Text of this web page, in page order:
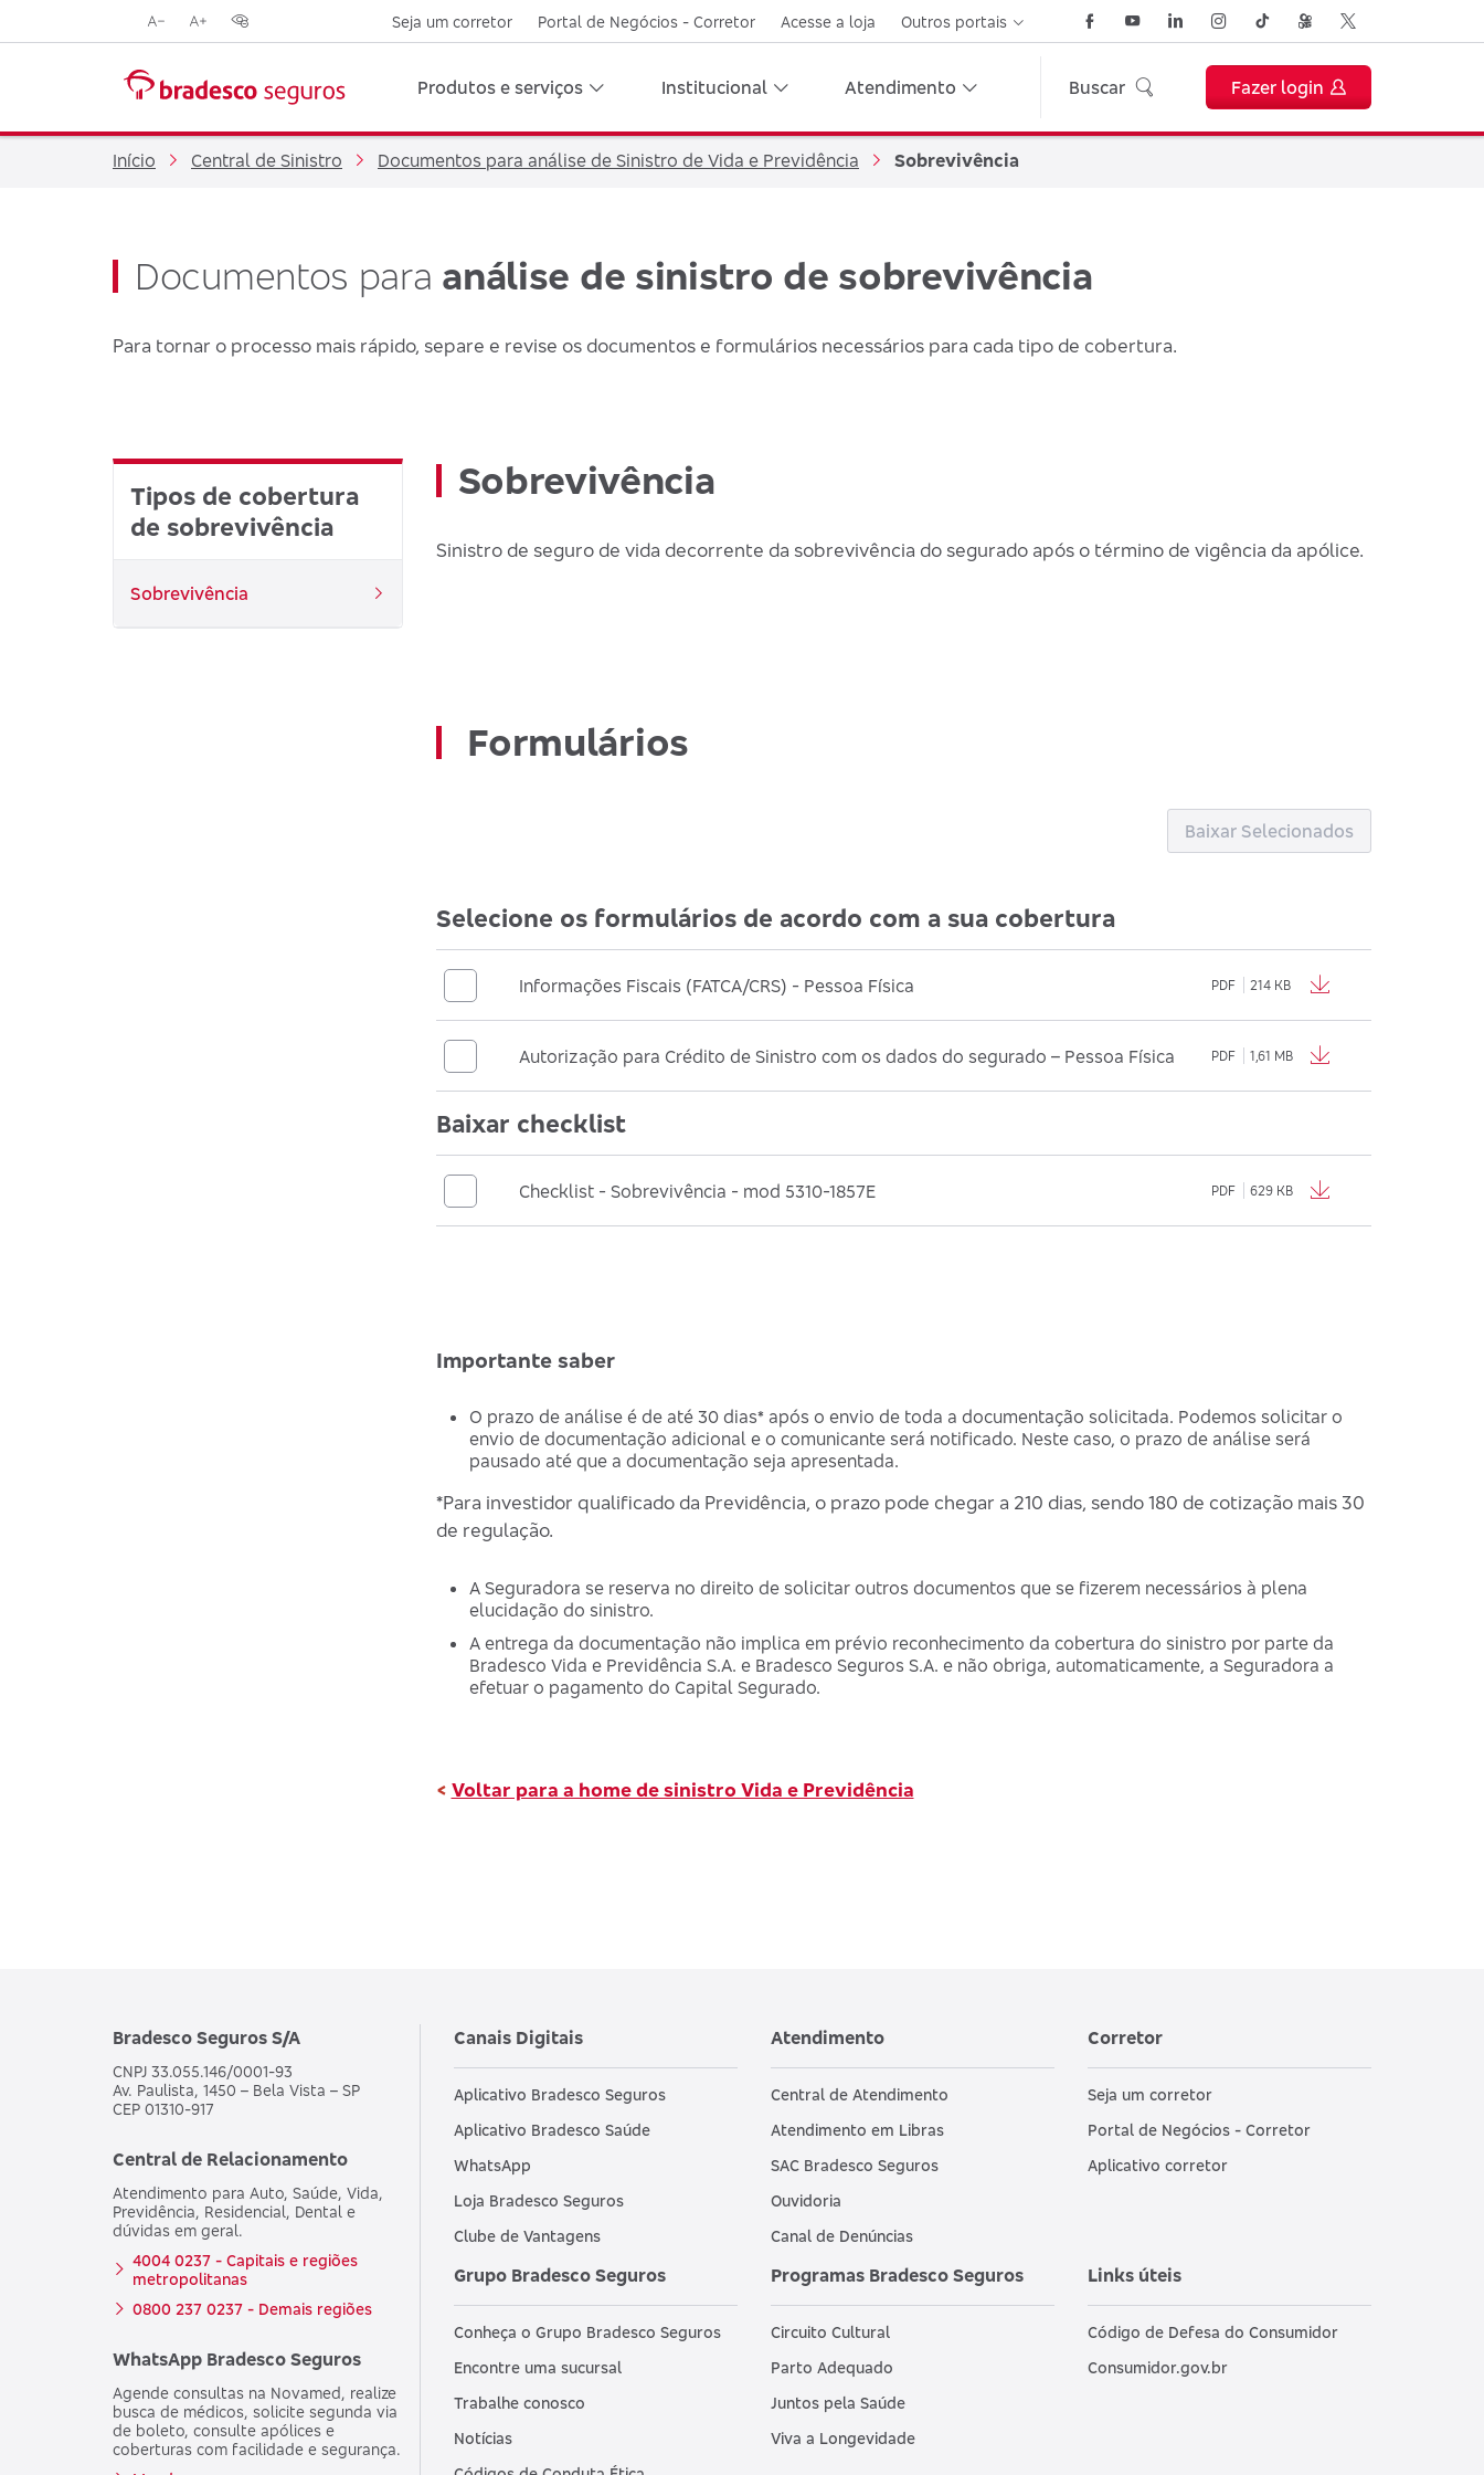
Reduzir
da
fonte
Aumentar
da
fonte
Opções
visual
Seja um corretor Portal de Negócios - Corretor Acesse a loja Outros portais
Produtos e serviços Institucional Atendimento Buscar Fazer login
Início Central de Sinistro Documentos para análise de Sinistro de Vida e Previdência Sobrevivência
Documentos para análise de sinistro de sobrevivência
Para tornar o processo mais rápido, separe e revise os documentos e formulários necessários para cada tipo de cobertura.
Tipos de cobertura
de sobrevivência
Sobrevivência
Sobrevivência
Sinistro de seguro de vida decorrente da sobrevivência do segurado após o término de vigência da apólice.
Formulários
Selecione os formulários de acordo com a sua cobertura
Informações Fiscais (FATCA/CRS) - Pessoa Física PDF 214 KB
Autorização para Crédito de Sinistro com os dados do segurado – Pessoa Física PDF 1,61 MB
Baixar checklist
Checklist - Sobrevivência - mod 5310-1857E PDF 629 KB
Baixar Selecionados
Importante saber
O prazo de análise é de até 30 dias* após o envio de toda a documentação solicitada. Podemos solicitar o
envio de documentação adicional e o comunicante será notificado. Neste caso, o prazo de análise será
pausado até que a documentação seja apresentada.
*Para investidor qualificado da Previdência, o prazo pode chegar a 210 dias, sendo 180 de cotização mais 30
de regulação.
A Seguradora se reserva no direito de solicitar outros documentos que se fizerem necessários à plena
elucidação do sinistro.
A entrega da documentação não implica em prévio reconhecimento da cobertura do sinistro por parte da
Bradesco Vida e Previdência S.A. e Bradesco Seguros S.A. e não obriga, automaticamente, a Seguradora a
efetuar o pagamento do Capital Segurado.
< Voltar para a home de sinistro Vida e Previdência
Bradesco Seguros S/A
CNPJ 33.055.146/0001-93
Av. Paulista, 1450 – Bela Vista – SP
CEP 01310-917
Central de Relacionamento
Atendimento para Auto, Saúde, Vida,
Previdência, Residencial, Dental e
dúvidas em geral.
4004 0237 - Capitais e regiões
metropolitanas
0800 237 0237 - Demais regiões
WhatsApp Bradesco Seguros
Agende consultas na Novamed, realize
busca de médicos, solicite segunda via
de boleto, consulte apólices e
coberturas com facilidade e segurança.
Canais Digitais
Aplicativo Bradesco Seguros
Aplicativo Bradesco Saúde
WhatsApp
Loja Bradesco Seguros
Clube de Vantagens
Atendimento
Central de Atendimento
Atendimento em Libras
SAC Bradesco Seguros
Ouvidoria
Canal de Denúncias
Corretor
Seja um corretor
Portal de Negócios - Corretor
Aplicativo corretor
Grupo Bradesco Seguros
Conheça o Grupo Bradesco Seguros
Encontre uma sucursal
Trabalhe conosco
Notícias
Programas Bradesco Seguros
Circuito Cultural
Parto Adequado
Juntos pela Saúde
Viva a Longevidade
Links úteis
Código de Defesa do Consumidor
Consumidor.gov.br